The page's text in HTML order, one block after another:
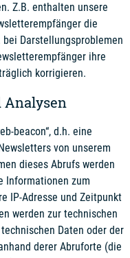
Z.B. enthalten unsere
die
Darstellungsproblemen
ihre
korrigieren.
Analysen
beacon“, d.h. eine
von unserem
dieses Abrufs werden
Informationen zum
IP-Adresse und Zeitpunkt
werden zur technischen
Daten oder der
derer Abruforte (die